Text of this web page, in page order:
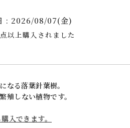
: 2026/08/07(金)
以上購入されました
る落葉針葉樹。
殖しない植物です。
入できます。